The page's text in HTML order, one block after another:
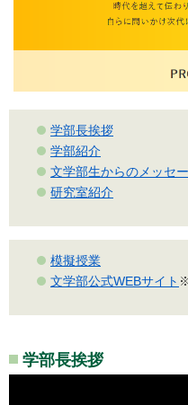
学部長挨拶
学部紹介
文学部生からのメッセ
研究室紹介
模擬授業
文学部公式WEBサイト
学部長挨拶